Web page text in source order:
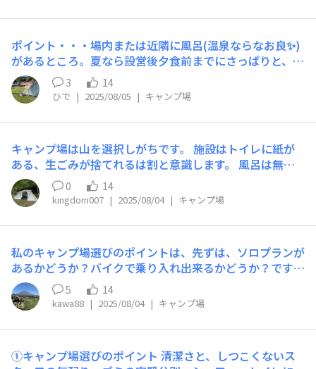
ポイント・・・場内または近隣に風呂(温泉ならなお良✨️)
があるところ。夏なら設営後夕食前までにさっぱりと、冬
はチェックアウト後に温まってから帰ります。 また、植
栽や段差で区切られたプライベート感のある区画サイトが
お気に入り。ベテランキャンパーさんはフリーサイトを好
むイメージがありますが、週末の混み合う日にしか行けな
安心感があります。 リピートしているキャンプ場はあり
ますが、いろいろなエリアのキャンプ場も試したくて、限
られたキャンプ日程では悩ましい限りです😅
3 14
ひで | 2025/08/05 | キャンプ場
キャンプ場は山を選択しがちです。 施設はトイレに紙が
ある、生ごみが捨てれるは割と意識します。 風呂は無く
てもシャワーさえあれば良いです。 またレンタルグッズ
が豊富なのも嬉しいです。
0 14
kingdom007 | 2025/08/04 | キャンプ場
私のキャンプ場選びのポイントは、先ずは、ソロプランが
あるかどうか？バイクで乗り入れ出来るかどうか？です
ね。 次は、価格と所要時間、天気予報ですかねぇ。。 時
間は片道で3時間半を超えると少し躊躇しますね😅 最後に
観光名所や、神社仏閣、景勝地など、周辺や行き帰りの見
どころを調べて決めます。
5 14
kawa88 | 2025/08/04 | キャンプ場
①キャンプ場選びのポイント 清潔さと、しつこくないス